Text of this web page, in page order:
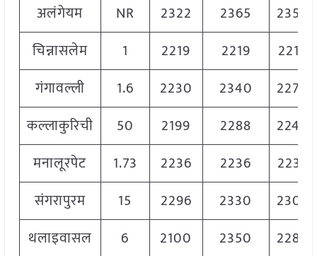
अलंगेयम
NR 2322 2365
2350
चिन्नासलेम
1 2219 2219
2219
गंगावल्ली
1.6 2230 2340
2270
कल्लाकुरिची
50 2199 2288
2244
मनालूरपेट
1.73 2236 2236
2236
संगरापुरम
15 2296 2330
2306
थलाइवासल
6 2100 2350
2280